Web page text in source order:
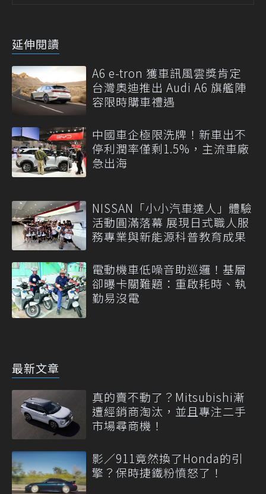
延伸閱讀
A6 e-tron 獲車訊風雲獎肯定
台灣奧迪推出 Audi A6 旗艦陣
容限時購車禮遇
中國車企極限洗牌！新車出不
停利潤率僅剩1.5%，主流車廠
急出海
NISSAN「小小汽車達人」體驗
活動圓滿落幕 展現日式職人服
務專業與新能源科普教育成果
電動機車低噪音助巡邏！基層
卻曝卡關難題：重啟耗時、執
勤易沒電
最新文章
真的賣不動了？Mitsubishi漸
遭經銷商淘汰，並且專注二手
市場尋商機！
影／911竟然換了Honda的引
擎？保時捷鐵粉憤怒了！